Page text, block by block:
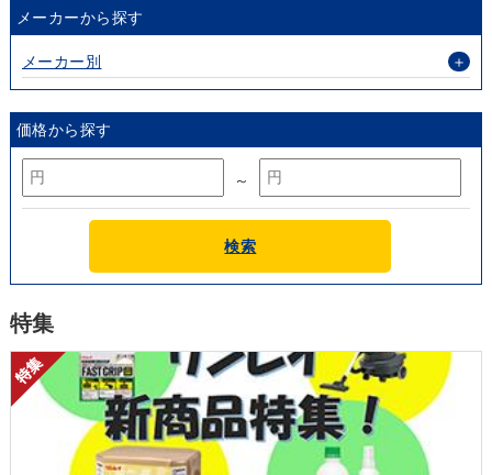
メーカーから探す
メーカー別 ＋
価格から探す
～
検索
特集